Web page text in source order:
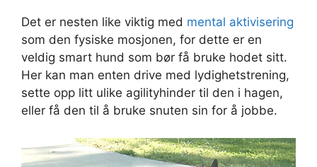
Det er nesten like viktig med mental aktivisering
som den fysiske mosjonen, for dette er en
veldig smart hund som bør få bruke hodet sitt.
Her kan man enten drive med lydighetstrening,
sette opp litt ulike agilityhinder til den i hagen,
eller få den til å bruke snuten sin for å jobbe.